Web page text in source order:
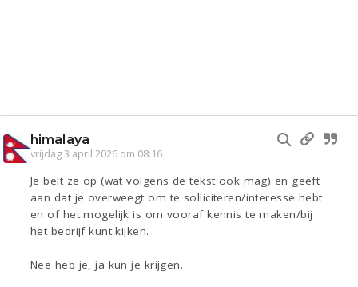
himalaya
vrijdag 3 april 2026 om 08:16
Je belt ze op (wat volgens de tekst ook mag) en geeft
aan dat je overweegt om te solliciteren/interesse hebt
en of het mogelijk is om vooraf kennis te maken/bij
het bedrijf kunt kijken.
Nee heb je, ja kun je krijgen.